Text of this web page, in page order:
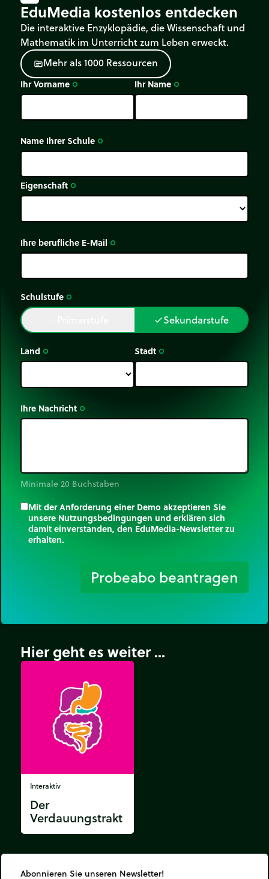
EduMedia kostenlos entdecken
Die interaktive Enzyklopädie, die Wissenschaft und
Mathematik im Unterricht zum Leben erweckt.
sourceMehrals1000 Ressourcen
Ihr Vorname trip_origin Ihr Name trip_origin
Name Ihrer Schule trip_origin
Eigenschaft trip_origin
Ihre berufliche E-Mail trip_origin
Schulstufe trip_origin
doneSekundarstufe
Land trip_origin Stadt trip_origin
Ihre Nachricht trip_origin
Minimale 20 Buchstaben
Mit der Anforderung einer Demo akzeptieren Sie
unsere Nutzungsbedingungen und erklären sich
damit einverstanden, den EduMedia-Newsletter zu
erhalten.
Probeabo beantragen
Hier geht es weiter ...
Interaktiv
Der
Verdauungstrakt
Abonnieren Sie unseren Newsletter!